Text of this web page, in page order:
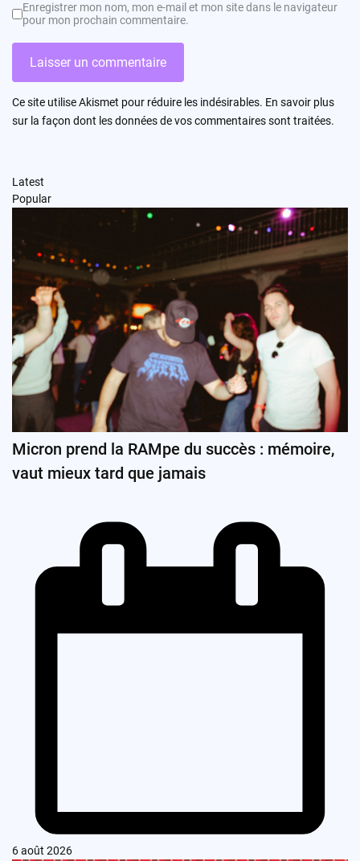
Enregistrer mon nom, mon e-mail et mon site dans le navigateur
pour mon prochain commentaire.
Ce site utilise Akismet pour réduire les indésirables. En savoir plus
sur la façon dont les données de vos commentaires sont traitées.
Latest
Popular
Micron prend la RAMpe du succès : mémoire,
vaut mieux tard que jamais
6 août 2026